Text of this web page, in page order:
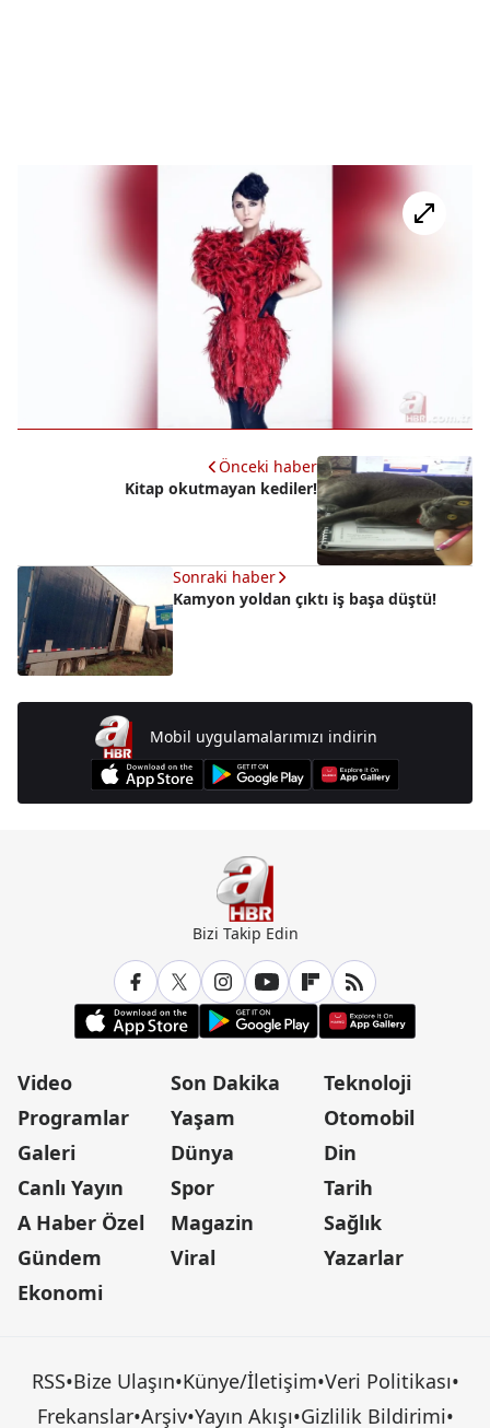
Önceki haber
Kitap okutmayan kediler!
Sonraki haber
Kamyon yoldan çıktı iş başa düştü!
Mobil uygulamalarımızı indirin
Bizi Takip Edin
Video
Programlar
Galeri
Canlı Yayın
A Haber Özel
Gündem
Ekonomi
Son Dakika
Yaşam
Dünya
Spor
Magazin
Viral
Teknoloji
Otomobil
Din
Tarih
Sağlık
Yazarlar
RSS•Bize Ulaşın•Künye/İletişim•Veri Politikası•
Frekanslar•Arşiv•Yayın Akışı•Gizlilik Bildirimi•